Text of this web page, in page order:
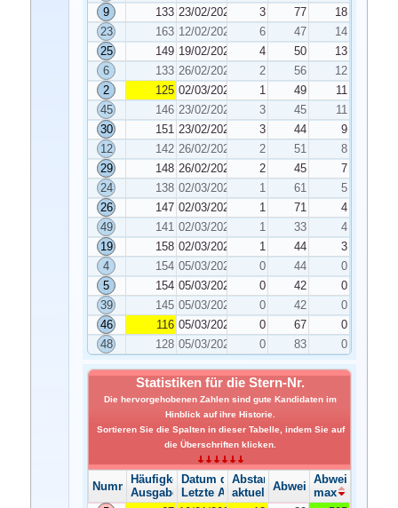
9
133 23/02/2021 3 77
18
23
163 12/02/2021 6 47
14
25
149 19/02/2021 4 50
13
6
133 26/02/2021 2 56
12
2
125 02/03/2021 1 49
11
45
146 23/02/2021 3 45
11
30
151 23/02/2021 3 44
9
12
142 26/02/2021 2 51
8
29
148 26/02/2021 2 45
7
24
138 02/03/2021 1 61
5
26
147 02/03/2021 1 71
4
49
141 02/03/2021 1 33
4
19
158 02/03/2021 1 44
3
4
154 05/03/2021 0 44
0
5
154 05/03/2021 0 42
0
39
145 05/03/2021 0 42
0
46
116 05/03/2021 0 67
0
48
128 05/03/2021 0 83 0
Statistiken für die Stern-Nr.
Die hervorgehobenen Zahlen sind gute Kandidaten im
Hinblick auf ihre Historie.
Sortieren Sie die Spalten in dieser Tabelle, indem Sie auf
die Überschriften klicken.
Nummer
Häufigkeit der Ausgabe
Ausgabe
Datum der Ausgabe
Letzte Ausgabe
Abstand
aktuelleAbweichung
Abweichung
max